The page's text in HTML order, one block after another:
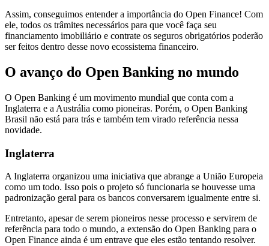
Assim, conseguimos entender a importância do Open Finance! Com
ele, todos os trâmites necessários para que você faça seu
financiamento imobiliário e contrate os seguros obrigatórios poderão
ser feitos dentro desse novo ecossistema financeiro.
O avanço do Open Banking no mundo
O Open Banking é um movimento mundial que conta com a
Inglaterra e a Austrália como pioneiras. Porém, o Open Banking
Brasil não está para trás e também tem virado referência nessa
novidade.
Inglaterra
A Inglaterra organizou uma iniciativa que abrange a União Europeia
como um todo. Isso pois o projeto só funcionaria se houvesse uma
padronização geral para os bancos conversarem igualmente entre si.
Entretanto, apesar de serem pioneiros nesse processo e servirem de
referência para todo o mundo, a extensão do Open Banking para o
Open Finance ainda é um entrave que eles estão tentando resolver.